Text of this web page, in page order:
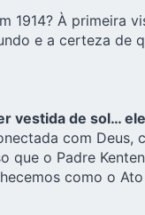
1914? À primeira
e a certeza de
vestida de sol…
com Deus,
o Padre
como o